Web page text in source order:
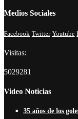
Medios Sociales
Facebook Twitter Youtube
Visitas:
5029281
Video Noticias
35 años de los